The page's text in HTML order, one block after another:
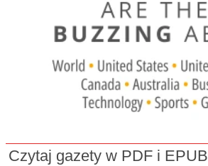
Czytaj gazety w PDF i EPUB